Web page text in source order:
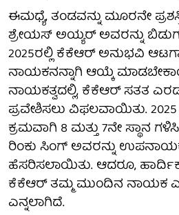
ಈಮಧ್ಯೆ, ತಂಡವನ್ನು ಮೂರನೇ
ಶ್ರೇಯಸ್ ಅಯ್ಯರ್ ಅವರನ್ನು
2025ರಲ್ಲಿ ಕೆಕೆಆರ್ ಅನುಭವಿ
ನಾಯಕನನ್ನಾಗಿ ಆಯ್ಕೆ
ನಾಯಕತ್ವದಲ್ಲಿ, ಕೆಕೆಆರ್ ಸತತ
ಪ್ರವೇಶಿಸಲು ವಿಫಲವಾಯಿತು. 2025
ಕ್ರಮವಾಗಿ 8 ಮತ್ತು 7ನೇ ಸ್ಥಾನ
ರಿಂಕು ಸಿಂಗ್ ಅವರನ್ನು
ಹೆಸರಿಸಲಾಯಿತು. ಆದರೂ, ಹಾರ್ದಿಕ್
ಕೆಕೆಆರ್ ತಮ್ಮ ಮುಂದಿನ ನಾಯಕ
ಎನ್ನಲಾಗಿದೆ.